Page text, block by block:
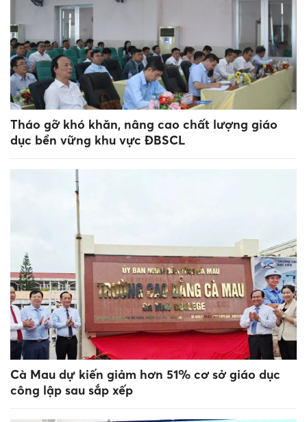
Tháo gỡ khó khăn, nâng cao chất lượng giáo
dục bền vững khu vực ĐBSCL
Cà Mau dự kiến giảm hơn 51% cơ sở giáo dục
công lập sau sắp xếp